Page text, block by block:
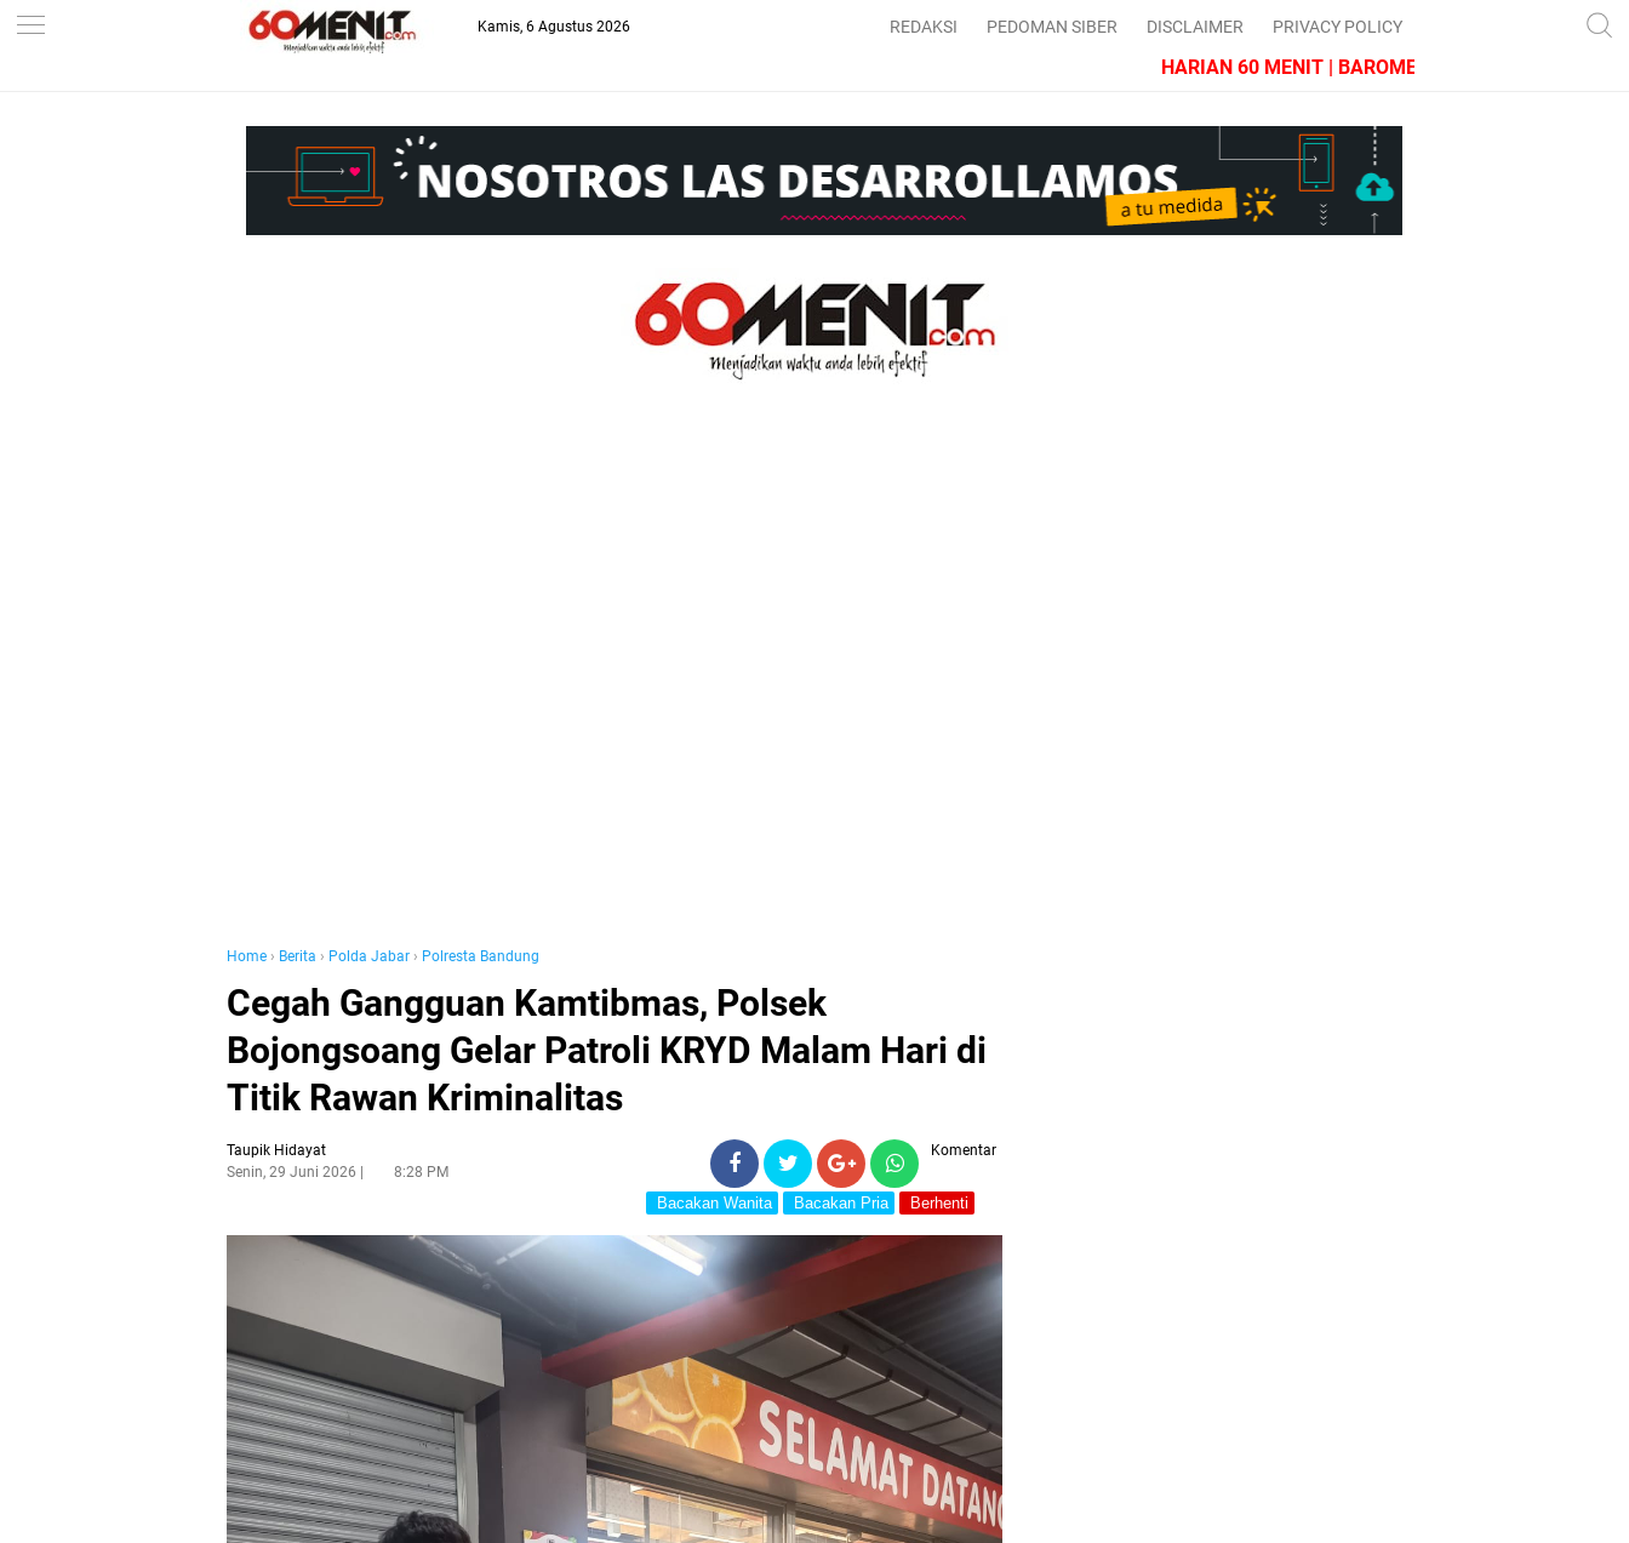
--> Kamis, 6 Agustus 2026 REDAKSI PEDOMAN SIBER DISCLAIMER PRIVACY POLICY
HARIAN 60 MENIT | BAROMETER JAWA BARAT
Home › Berita › Polda Jabar › Polresta Bandung
Cegah Gangguan Kamtibmas, Polsek
Bojongsoang Gelar Patroli KRYD Malam Hari di
Titik Rawan Kriminalitas
Taupik Hidayat
Senin, 29 Juni 2026
8:28 PM
Komentar
Bacakan Wanita Bacakan Pria Berhenti